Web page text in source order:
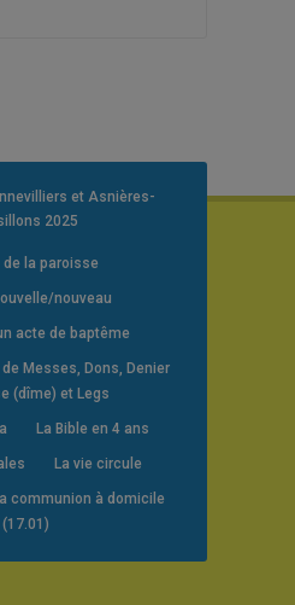
et Asnières-
2025
de la paroisse
nouveau
acte de baptême
Messes, Dons, Denier
(dîme) et Legs
La Bible en 4 ans
La vie circule
communion à domicile
(17.01)